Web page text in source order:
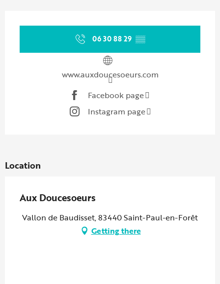
06 30 88 29 ▒▒
www.auxdoucesoeurs.com
Facebook page
Instagram page
Location
Aux Doucesoeurs
Vallon de Baudisset, 83440 Saint-Paul-en-Forêt
Getting there